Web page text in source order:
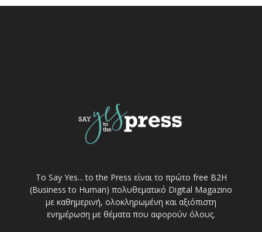
Το Say Yes... to the Press είναι το πρώτο free Β2Η
(Business to Human) πολυθεματικό Digital Magazino
με καθημερινή, ολοκληρωμένη και αξιόπιστη
ενημέρωση με θέματα που αφορούν όλους.